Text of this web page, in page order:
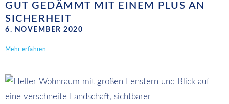
GUT GEDÄMMT MIT EINEM PLUS AN
SICHERHEIT
6. NOVEMBER 2020
Mehr erfahren